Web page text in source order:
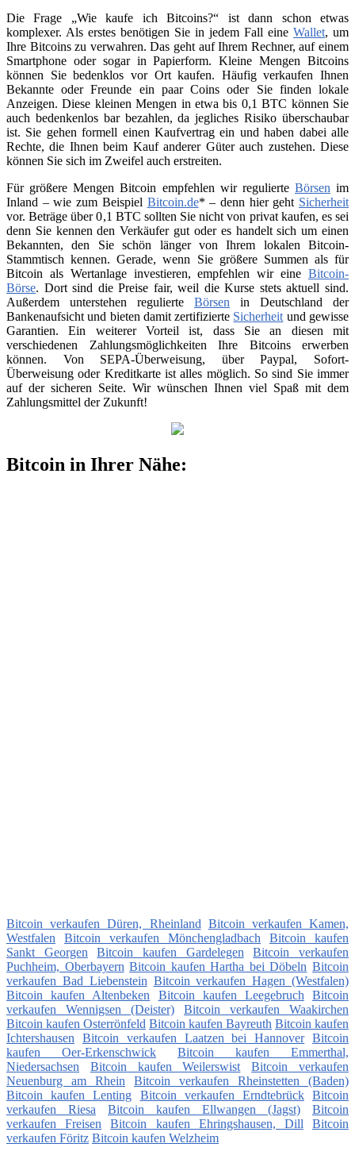
Die Frage „Wie kaufe ich Bitcoins?“ ist dann schon etwas
komplexer. Als erstes benötigen Sie in jedem Fall eine Wallet, um
Ihre Bitcoins zu verwahren. Das geht auf Ihrem Rechner, auf einem
Smartphone oder sogar in Papierform. Kleine Mengen Bitcoins
können Sie bedenklos vor Ort kaufen. Häufig verkaufen Ihnen
Bekannte oder Freunde ein paar Coins oder Sie finden lokale
Anzeigen. Diese kleinen Mengen in etwa bis 0,1 BTC können Sie
auch bedenkenlos bar bezahlen, da jegliches Risiko überschaubar
ist. Sie gehen formell einen Kaufvertrag ein und haben dabei alle
Rechte, die Ihnen beim Kauf anderer Güter auch zustehen. Diese
können Sie sich im Zweifel auch erstreiten.
Für größere Mengen Bitcoin empfehlen wir regulierte Börsen im
Inland – wie zum Beispiel Bitcoin.de* – denn hier geht Sicherheit
vor. Beträge über 0,1 BTC sollten Sie nicht von privat kaufen, es sei
denn Sie kennen den Verkäufer gut oder es handelt sich um einen
Bekannten, den Sie schön länger von Ihrem lokalen Bitcoin-
Stammtisch kennen. Gerade, wenn Sie größere Summen als für
Bitcoin als Wertanlage investieren, empfehlen wir eine Bitcoin-
Börse. Dort sind die Preise fair, weil die Kurse stets aktuell sind.
Außerdem unterstehen regulierte Börsen in Deutschland der
Bankenaufsicht und bieten damit zertifizierte Sicherheit und gewisse
Garantien. Ein weiterer Vorteil ist, dass Sie an diesen mit
verschiedenen Zahlungsmöglichkeiten Ihre Bitcoins erwerben
können. Von SEPA-Überweisung, über Paypal, Sofort-
Überweisung oder Kreditkarte ist alles möglich. So sind Sie immer
auf der sicheren Seite. Wir wünschen Ihnen viel Spaß mit dem
Zahlungsmittel der Zukunft!
Bitcoin in Ihrer Nähe:
Bitcoin verkaufen Düren, Rheinland Bitcoin verkaufen Kamen,
Westfalen
Bitcoin verkaufen Mönchengladbach
Bitcoin kaufen
Sankt Georgen
Bitcoin kaufen Gardelegen
Bitcoin verkaufen
Puchheim, Oberbayern Bitcoin kaufen Hartha bei Döbeln Bitcoin
verkaufen Bad Liebenstein Bitcoin verkaufen Hagen (Westfalen)
Bitcoin kaufen Altenbeken
Bitcoin kaufen Leegebruch
Bitcoin
verkaufen Wennigsen (Deister)
Bitcoin verkaufen Waakirchen
Bitcoin kaufen Osterrönfeld Bitcoin kaufen Bayreuth Bitcoin kaufen
Ichtershausen
Bitcoin verkaufen Laatzen bei Hannover Bitcoin
kaufen Oer-Erkenschwick
Bitcoin kaufen Emmerthal,
Niedersachsen
Bitcoin kaufen Weilerswist
Bitcoin verkaufen
Neuenburg am Rhein
Bitcoin verkaufen Rheinstetten (Baden)
Bitcoin kaufen Lenting
Bitcoin verkaufen Erndtebrück Bitcoin
verkaufen Riesa
Bitcoin kaufen Ellwangen (Jagst)
Bitcoin
verkaufen Freisen
Bitcoin kaufen Ehringshausen, Dill
Bitcoin
verkaufen Föritz Bitcoin kaufen Welzheim